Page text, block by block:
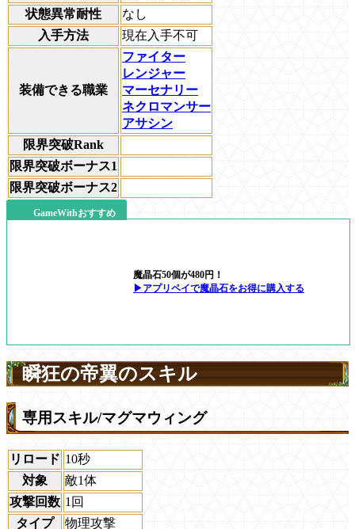
状態異常耐性
なし
入手方法
現在入手不可
装備できる職業
ファイター
レンジャー
マーセナリー
ネクロマンサー
アサシン
限界突破Rank
限界突破ボーナス1
限界突破ボーナス2
GameWithおすすめ
魔晶石50個が480円！
▶アプリペイで魔晶石をお得に購入する
瞬狂の帝翼のスキル
専用スキル/マグマウィング
リロード 10秒
対象
敵1体
攻撃回数 1回
タイプ
物理攻撃